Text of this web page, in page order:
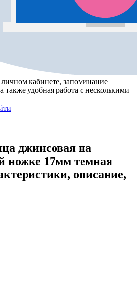
личном кабинете, запоминание
также удобная работа с несколькими
джинсовая на
ножке 17мм темная
описание,